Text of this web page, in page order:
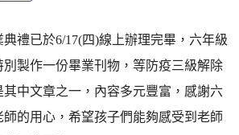
禮已於6/17(四)線上辦理完畢，六年級
製作一份畢業刊物，等防疫三級解除
中文章之一，內容多元豐富，感謝六
的用心，希望孩子們能夠感受到老師